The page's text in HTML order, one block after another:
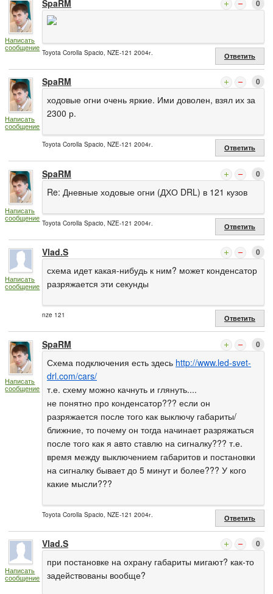
Написать
сообщение
SpaRM 0
Toyota Corolla Spacio, NZE-121 2004г. Ответить
Написать
сообщение
SpaRM 0
ходовые огни очень яркие. Ими доволен, взял их за
2300 р.
Toyota Corolla Spacio, NZE-121 2004г. Ответить
Написать
сообщение
SpaRM 0
Re: Дневные ходовые огни (ДХО DRL) в 121 кузов
Toyota Corolla Spacio, NZE-121 2004г. Ответить
Написать
сообщение
Vlad.S 0
схема идет какая-нибудь к ним? может конденсатор
разряжается эти секунды
nze 121 Ответить
Написать
сообщение
SpaRM 0
Схема подключения есть здесь http://www.led-svet-
drl.com/cars/
т.е. схему можно качнуть и глянуть....
не понятно про конденсатор??? если он
разряжается после того как выключу габариты/
ближние, то почему он тогда начинает разряжаться
после того как я авто ставлю на сигналку??? т.е.
время между выключением габаритов и постановки
на сигналку бывает до 5 минут и более??? У кого
какие мысли???
Toyota Corolla Spacio, NZE-121 2004г. Ответить
Написать
сообщение
Vlad.S 0
при постановке на охрану габариты мигают? как-то
задействованы вообще?